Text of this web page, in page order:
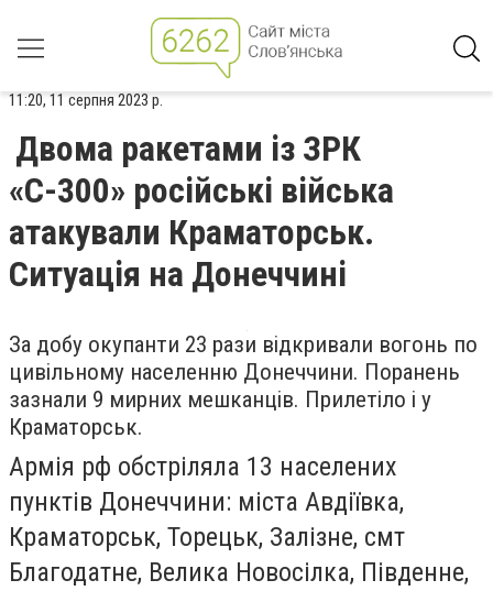
11:20, 11 серпня 2023 р.
Двома ракетами із ЗРК
«С-300» російські війська
атакували Краматорськ.
Ситуація на Донеччині
За добу окупанти 23 рази відкривали вогонь по
цивільному населенню Донеччини. Поранень
зазнали 9 мирних мешканців. Прилетіло і у
Краматорськ.
Армія рф обстріляла 13 населених
пунктів Донеччини: міста Авдіївка,
Краматорськ, Торецьк, Залізне, смт
Благодатне, Велика Новосілка, Південне,